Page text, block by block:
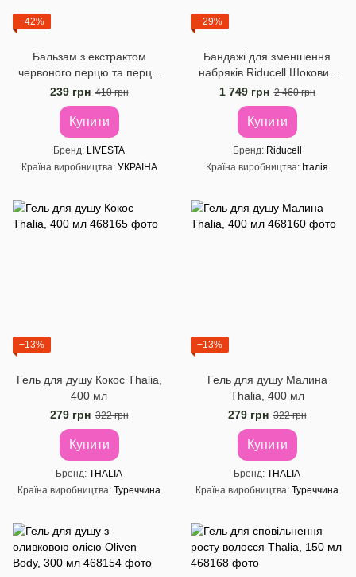
−42%
Бальзам з екстрактом
червоного перцю та перцю
чилі LIVESTA, 500 мл
239 грн 410 грн
Купити
Бренд LIVESTA
Країна виробництва УКРАЇНА
−29%
Бандажі для зменшення
набряків Riducell Шоковий
ефект, 2 шт.
1 749 грн 2 460 грн
Купити
Бренд
Riducell
Країна виробництва
Італія
−13%
Гель для душу Кокос Thalia,
400 мл
279 грн 322 грн
Купити
Бренд THALIA
Країна виробництва Туреччина
−13%
Гель для душу Малина
Thalia, 400 мл
279 грн 322 грн
Купити
Бренд THALIA
Країна виробництва Туреччина